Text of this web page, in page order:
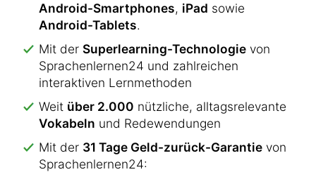
Android-Smartphones, iPad sowie
Android-Tablets.
Mit der Superlearning-Technologie von
Sprachenlernen24 und zahlreichen
interaktiven Lernmethoden
Weit über 2.000 nützliche, alltagsrelevante
Vokabeln und Redewendungen
Mit der 31 Tage Geld-zurück-Garantie von
Sprachenlernen24: